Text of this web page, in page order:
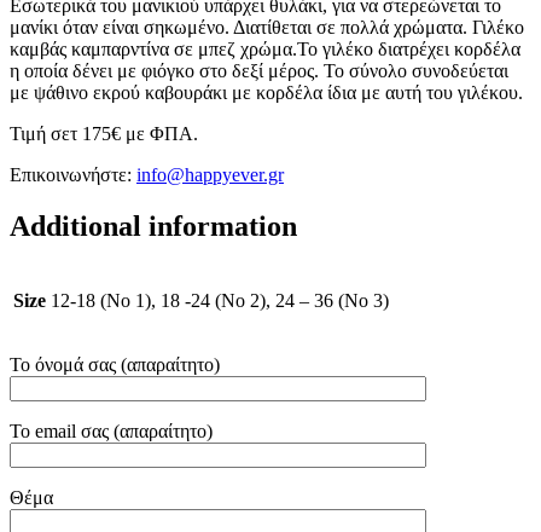
Εσωτερικά του μανικιού υπάρχει θυλάκι, για να στερεώνεται το
μανίκι όταν είναι σηκωμένο. Διατίθεται σε πολλά χρώματα. Γιλέκο
καμβάς καμπαρντίνα σε μπεζ χρώμα.Το γιλέκο διατρέχει κορδέλα
η οποία δένει με φιόγκο στο δεξί μέρος. Το σύνολο συνοδεύεται
με ψάθινο εκρού καβουράκι με κορδέλα ίδια με αυτή του γιλέκου.
Τιμή σετ 175€ με ΦΠΑ.
Επικοινωνήστε: info@happyever.gr
Additional information
Size 12-18 (No 1), 18 -24 (No 2), 24 – 36 (No 3)
Το όνομά σας (απαραίτητο)
Το email σας (απαραίτητο)
Θέμα